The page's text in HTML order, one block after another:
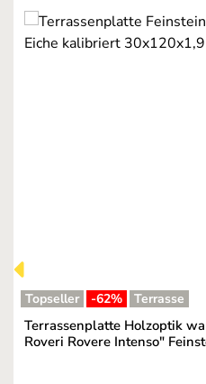
Produktgalerie überspringen
Topseller -62% Terrasse
Terrassenplatte Holzoptik
Roveri Rovere Intenso"